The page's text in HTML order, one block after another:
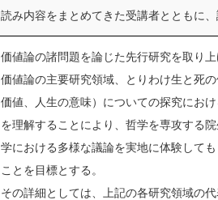
読み内容をまとめてきた受講者とともに
価値論の諸問題を論じた先行研究を取り
価値論の主要研究領域、とりわけ生と死
価値、人生の意味）についての探究にお
を理解することにより、哲学を専攻する
学における多様な議論を実地に体験して
ことを目標とする。
その詳細としては、上記の各研究領域の